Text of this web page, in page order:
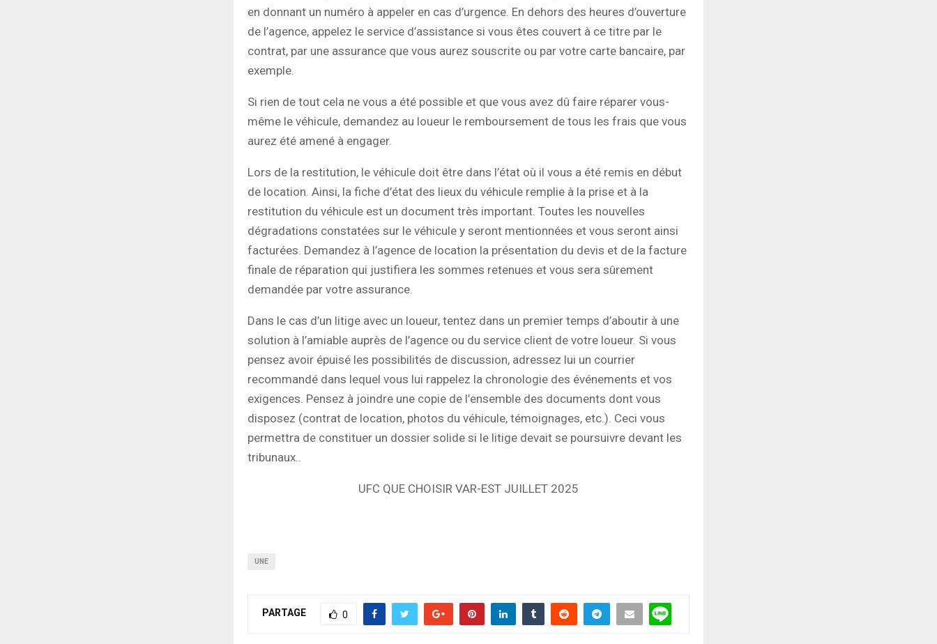
en donnant un numéro à appeler en cas d’urgence. En dehors des heures d’ouverture
de l’agence, appelez le service d’assistance si vous êtes couvert à ce titre par le
contrat, par une assurance que vous aurez souscrite ou par votre carte bancaire, par
exemple.
Si rien de tout cela ne vous a été possible et que vous avez dû faire réparer vous-
même le véhicule, demandez au loueur le remboursement de tous les frais que vous
aurez été amené à engager.
Lors de la restitution, le véhicule doit être dans l’état où il vous a été remis en début
de location. Ainsi, la fiche d’état des lieux du véhicule remplie à la prise et à la
restitution du véhicule est un document très important. Toutes les nouvelles
dégradations constatées sur le véhicule y seront mentionnées et vous seront ainsi
facturées. Demandez à l’agence de location la présentation du devis et de la facture
finale de réparation qui justifiera les sommes retenues et vous sera sûrement
demandée par votre assurance.
Dans le cas d’un litige avec un loueur, tentez dans un premier temps d’aboutir à une
solution à l’amiable auprès de l’agence ou du service client de votre loueur. Si vous
pensez avoir épuisé les possibilités de discussion, adressez lui un courrier
recommandé dans lequel vous lui rappelez la chronologie des événements et vos
exigences. Pensez à joindre une copie de l’ensemble des documents dont vous
disposez (contrat de location, photos du véhicule, témoignages, etc.). Ceci vous
permettra de constituer un dossier solide si le litige devait se poursuivre devant les
tribunaux..
UFC QUE CHOISIR VAR-EST JUILLET 2025
UNE
PARTAGE 0